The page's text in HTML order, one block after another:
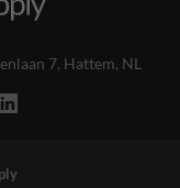
7, Hattem, NL